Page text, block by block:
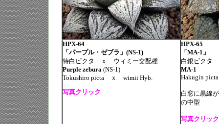
HPX-64
「パープル・ゼブラ」(NS-1)
特白ピクタ ｘ ウィミー交配種
Purple zebura (NS-1)
Tokushiro picta ｘ wimii Hyb.
写真クリック
HPX-65
「MA-1」
白銀ピクタ
MA-1
Hakugin
白窓に黒線
の中型
写真クリック